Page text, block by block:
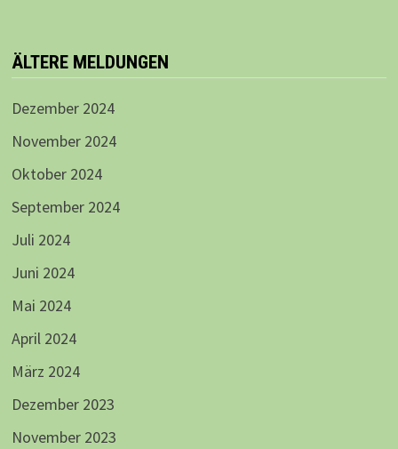
ÄLTERE MELDUNGEN
Dezember 2024
November 2024
Oktober 2024
September 2024
Juli 2024
Juni 2024
Mai 2024
April 2024
März 2024
Dezember 2023
November 2023